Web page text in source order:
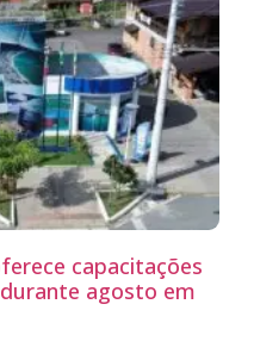
capacitações
agosto em